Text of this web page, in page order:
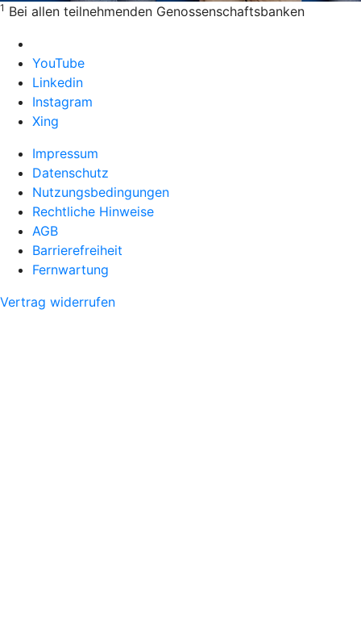
1 Bei allen teilnehmenden Genossenschaftsbanken
YouTube
Linkedin
Instagram
Xing
Impressum
Datenschutz
Nutzungsbedingungen
Rechtliche Hinweise
AGB
Barrierefreiheit
Fernwartung
Vertrag widerrufen